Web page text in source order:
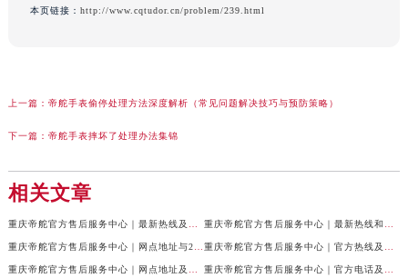
本页链接： http://www.cqtudor.cn/problem/239.html
上一篇： 帝舵手表偷停处理方法深度解析（常见问题解决技巧与预防策略）
下一篇： 帝舵手表摔坏了处理办法集锦
相关文章